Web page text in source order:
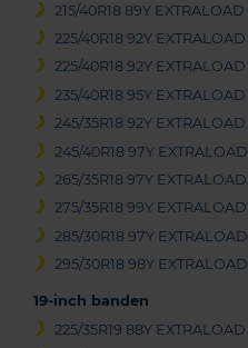
215/40R18 89Y EXTRALOAD
225/40R18 92Y EXTRALOAD
225/40R18 92Y EXTRALOAD
235/40R18 95Y EXTRALOAD
245/35R18 92Y EXTRALOAD
245/40R18 97Y EXTRALOAD
265/35R18 97Y EXTRALOAD
275/35R18 99Y EXTRALOAD
285/30R18 97Y EXTRALOAD
295/30R18 98Y EXTRALOAD
19-inch banden
225/35R19 88Y EXTRALOAD